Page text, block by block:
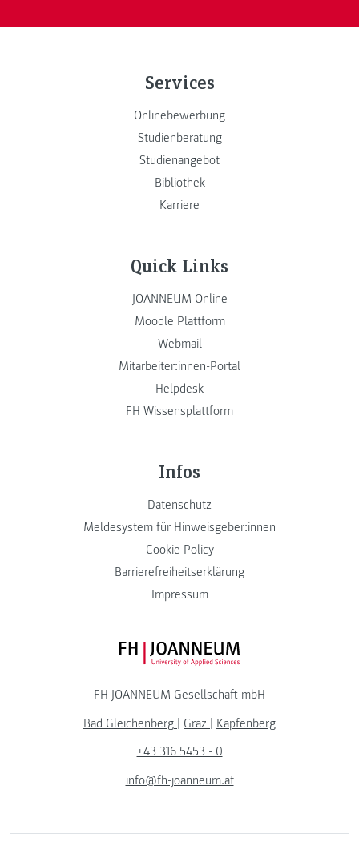
Services
Onlinebewerbung
Studienberatung
Studienangebot
Bibliothek
Karriere
Quick Links
JOANNEUM Online
Moodle Plattform
Webmail
Mitarbeiter:innen-Portal
Helpdesk
FH Wissensplattform
Infos
Datenschutz
Meldesystem für Hinweisgeber:innen
Cookie Policy
Barrierefreiheitserklärung
Impressum
FH JOANNEUM Logo
FH JOANNEUM Gesellschaft mbH
Bad Gleichenberg | Graz | Kapfenberg
+43 316 5453 - 0
info@fh-joanneum.at